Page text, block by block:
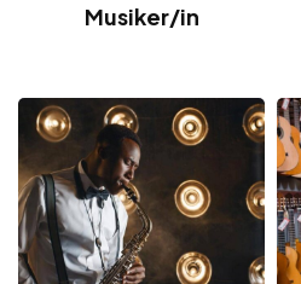
Musiker/in